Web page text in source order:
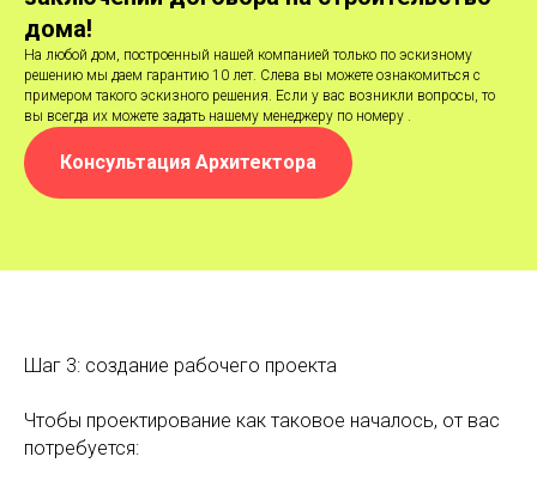
дома!
На любой дом, построенный нашей компанией только по эскизному
решению мы даем гарантию 10 лет. Слева вы можете ознакомиться с
примером такого эскизного решения. Если у вас возникли вопросы, то
вы всегда их можете задать нашему менеджеру по номеру .
Консультация Архитектора
Шаг 3: создание рабочего проекта
Чтобы проектирование как таковое началось, от вас
потребуется: